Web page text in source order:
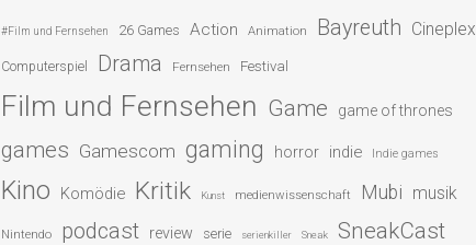
#Film und Fernsehen 26 Games Action Animation Bayreuth Cineplex
Computerspiel Drama Fernsehen Festival
Film und Fernsehen Game game of thrones
games Gamescom gaming horror indie Indie games
Kino Komödie Kritik Kunst medienwissenschaft Mubi musik
Nintendo podcast review serie serienkiller Sneak SneakCast